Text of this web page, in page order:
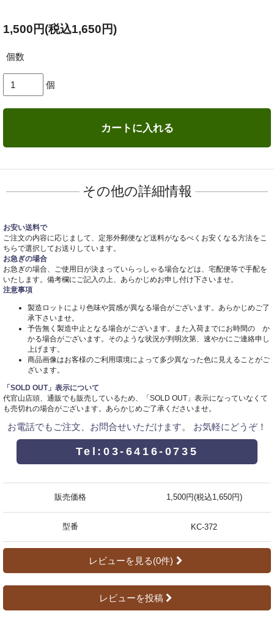
1,500円(税込1,650円)
個数
個
カートに入れる
その他の詳細情報
お安い送料で
ご注文の内容に応じまして、定形外郵便など送料がなるべくお安くなる方法をこ
ちらで選択してお送りしています。
お急ぎの場合
お急ぎの場合、ご使用日が決まっていらっしゃる場合などは、宅配便等で手配を
いたします。備考欄にご記入の上、あらかじめお申し付け下さいませ。
注意事項
製造ロットにより色味や質感が異なる場合がございます。あらかじめご了
承下さいませ。
予告無く製造中止となる場合がございます。また入荷までにお時間の か
かる場合がございます。そのような状況が判明次第、速やかにご連絡申し
上げます。
商品画像はお客様のご利用環境によって多少異なった色に見えることがご
ざいます。
「SOLD OUT」表示について
代官山店頭、通販でも販売しているため、「SOLD OUT」表示になっていなくて
も売切れの場合がございます。あらかじめご了承くださいませ。
お電話でもご注文、お問合せいただけます。 お気軽にどうぞ！
Tel:03-6416-0735
販売価格 1,500円(税込1,650円)
型番 KC-372
レビューを見る(0件)
レビューを投稿